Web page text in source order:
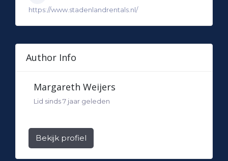
https://www.stadenlandrentals.nl/
Author Info
Margareth Weijers
Lid sinds 7 jaar geleden
Bekijk profiel